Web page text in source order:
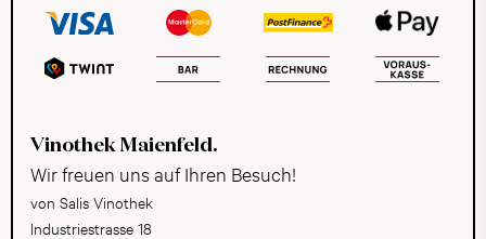
Vinothek Maienfeld.
Wir freuen uns auf Ihren Besuch!
von Salis Vinothek
Industriestrasse 18